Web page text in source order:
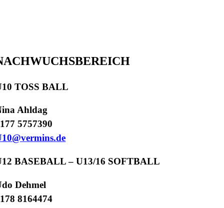
TOSS BALL
Ahldag
5757390
BASEBALL – U13/16 SOFTBALL
Dehmel
8164474